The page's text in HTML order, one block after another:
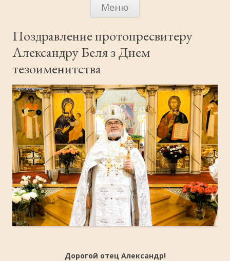
Меню
Поздравление протопресвитеру
Александру Беля з Днем
тезоименитства
Дорогой отец Александр!